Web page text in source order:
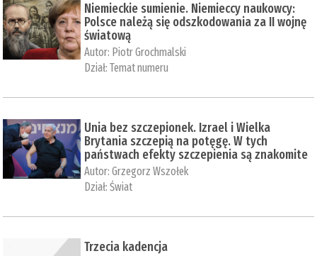
Niemieckie sumienie. Niemieccy naukowcy:
Polsce należą się odszkodowania za II wojnę
światową
Autor: Piotr Grochmalski
Dział:Temat numeru
Unia bez szczepionek. Izrael i Wielka
Brytania szczepią na potęgę. W tych
państwach efekty szczepienia są znakomite
Autor:Grzegorz Wszołek
Dział:Świat
Trzecia kadencja